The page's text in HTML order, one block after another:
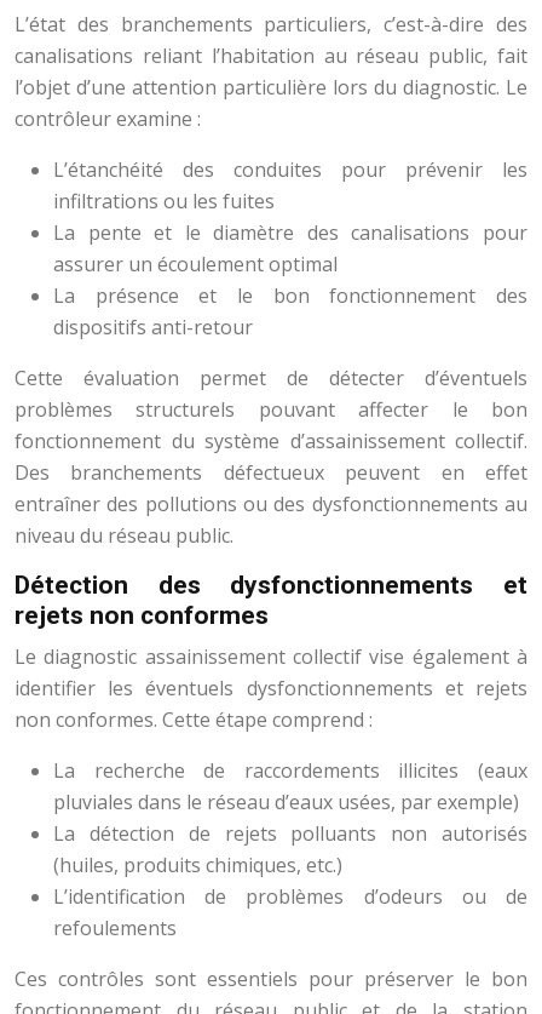
L’état des branchements particuliers, c’est-à-dire des
canalisations reliant l’habitation au réseau public, fait
l’objet d’une attention particulière lors du diagnostic. Le
contrôleur examine :
L’étanchéité des conduites pour prévenir les
infiltrations ou les fuites
La pente et le diamètre des canalisations pour
assurer un écoulement optimal
La présence et le bon fonctionnement des
dispositifs anti-retour
Cette évaluation permet de détecter d’éventuels
problèmes structurels pouvant affecter le bon
fonctionnement du système d’assainissement collectif.
Des branchements défectueux peuvent en effet
entraîner des pollutions ou des dysfonctionnements au
niveau du réseau public.
Détection des dysfonctionnements et
rejets non conformes
Le diagnostic assainissement collectif vise également à
identifier les éventuels dysfonctionnements et rejets
non conformes. Cette étape comprend :
La recherche de raccordements illicites (eaux
pluviales dans le réseau d’eaux usées, par exemple)
La détection de rejets polluants non autorisés
(huiles, produits chimiques, etc.)
L’identification de problèmes d’odeurs ou de
refoulements
Ces contrôles sont essentiels pour préserver le bon